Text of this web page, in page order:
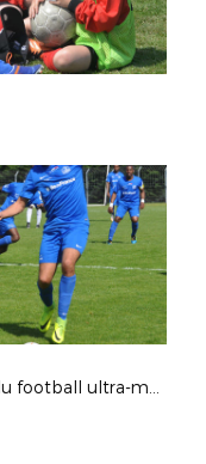
Au coeur de la fête du football ultra-marin, le sacre de l'US Nett en images